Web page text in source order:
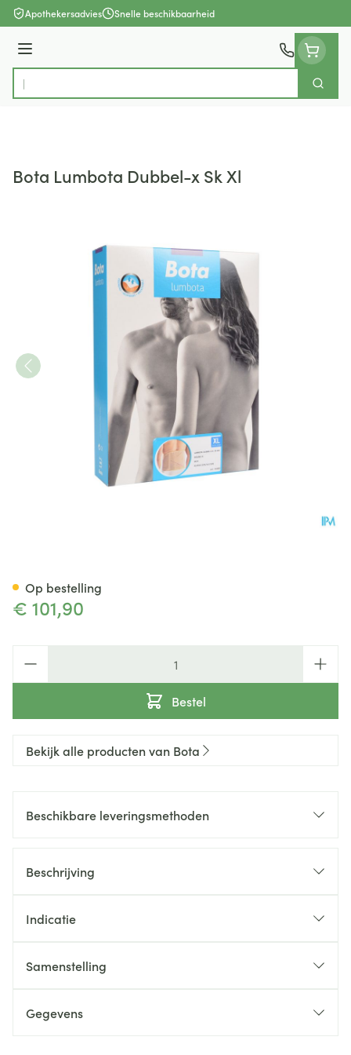
Ga naar de inhoud
Apothekersadvies Snelle beschikbaarheid
Menu
Product, merk, categorie...
Zoek
Bota Lumbota Dubbel-x Sk Xl
€ 101,90
Bestel
Op bestelling
Bekijk alle producten van Bota
Beschikbare leveringsmethoden
Beschrijving
Indicatie
Samenstelling
Gegevens